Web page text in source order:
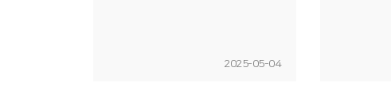
2025-05-04